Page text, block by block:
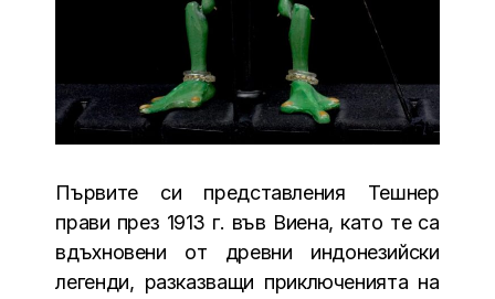
Първите си представления Тешнер
прави през 1913 г. във Виена, като те са
вдъхновени от древни индонезийски
легенди, разказващи приключенията на